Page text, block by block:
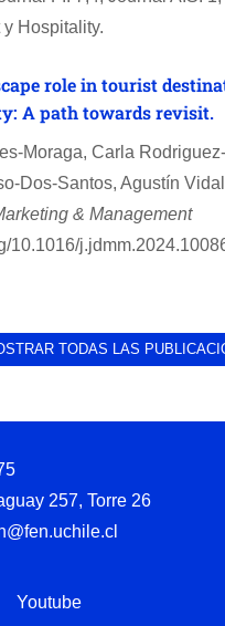
Hospitality.
role in tourist
A path towards revisit.
Moraga, Carla
Dos-Santos, Agustín
& Management
10.1016/
TODAS LAS
257, Torre 26
Youtube